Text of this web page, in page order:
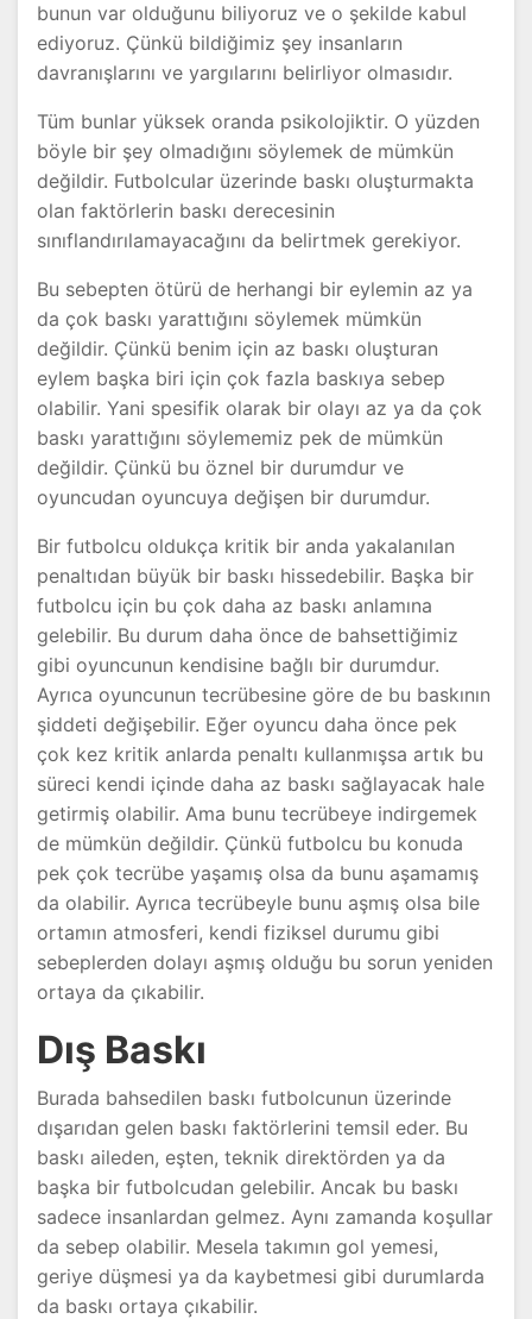
bunun var olduğunu biliyoruz ve o şekilde kabul
ediyoruz. Çünkü bildiğimiz şey insanların
davranışlarını ve yargılarını belirliyor olmasıdır.
Tüm bunlar yüksek oranda psikolojiktir. O yüzden
böyle bir şey olmadığını söylemek de mümkün
değildir. Futbolcular üzerinde baskı oluşturmakta
olan faktörlerin baskı derecesinin
sınıflandırılamayacağını da belirtmek gerekiyor.
Bu sebepten ötürü de herhangi bir eylemin az ya
da çok baskı yarattığını söylemek mümkün
değildir. Çünkü benim için az baskı oluşturan
eylem başka biri için çok fazla baskıya sebep
olabilir. Yani spesifik olarak bir olayı az ya da çok
baskı yarattığını söylememiz pek de mümkün
değildir. Çünkü bu öznel bir durumdur ve
oyuncudan oyuncuya değişen bir durumdur.
Bir futbolcu oldukça kritik bir anda yakalanılan
penaltıdan büyük bir baskı hissedebilir. Başka bir
futbolcu için bu çok daha az baskı anlamına
gelebilir. Bu durum daha önce de bahsettiğimiz
gibi oyuncunun kendisine bağlı bir durumdur.
Ayrıca oyuncunun tecrübesine göre de bu baskının
şiddeti değişebilir. Eğer oyuncu daha önce pek
çok kez kritik anlarda penaltı kullanmışsa artık bu
süreci kendi içinde daha az baskı sağlayacak hale
getirmiş olabilir. Ama bunu tecrübeye indirgemek
de mümkün değildir. Çünkü futbolcu bu konuda
pek çok tecrübe yaşamış olsa da bunu aşamamış
da olabilir. Ayrıca tecrübeyle bunu aşmış olsa bile
ortamın atmosferi, kendi fiziksel durumu gibi
sebeplerden dolayı aşmış olduğu bu sorun yeniden
ortaya da çıkabilir.
Dış Baskı
Burada bahsedilen baskı futbolcunun üzerinde
dışarıdan gelen baskı faktörlerini temsil eder. Bu
baskı aileden, eşten, teknik direktörden ya da
başka bir futbolcudan gelebilir. Ancak bu baskı
sadece insanlardan gelmez. Aynı zamanda koşullar
da sebep olabilir. Mesela takımın gol yemesi,
geriye düşmesi ya da kaybetmesi gibi durumlarda
da baskı ortaya çıkabilir.